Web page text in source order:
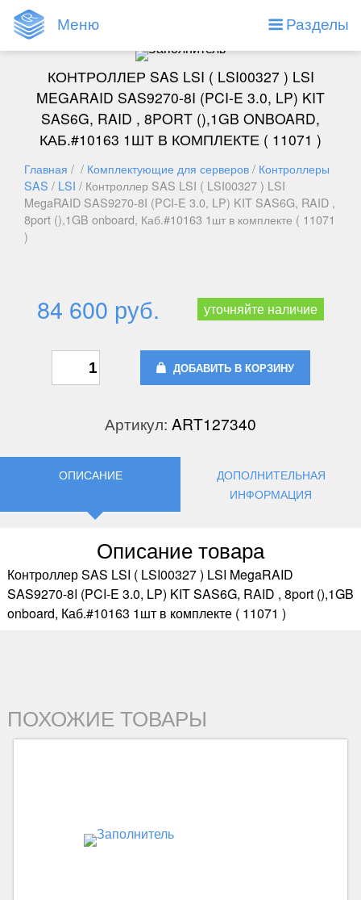
Меню Разделы
КОНТРОЛЛЕР SAS LSI ( LSI00327 ) LSI
MEGARAID SAS9270-8I (PCI-E 3.0, LP) KIT
SAS6G, RAID , 8PORT (),1GB ONBOARD,
КАБ.#10163 1ШТ В КОМПЛЕКТЕ ( 11071 )
Главная / / Комплектующие для серверов/ Контроллеры
SAS / LSI / Контроллер SAS LSI ( LSI00327 ) LSI
MegaRAID SAS9270-8I (PCI-E 3.0, LP) KIT SAS6G, RAID ,
8port (),1GB onboard, Каб.#10163 1шт в комплекте ( 11071
)
84 600 руб. уточняйте наличие
ДОБАВИТЬ В КОРЗИНУ
Артикул: ART127340
ОПИСАНИЕ
ДОПОЛНИТЕЛЬНАЯ
ИНФОРМАЦИЯ
Описание товара
Контроллер SAS LSI ( LSI00327 ) LSI MegaRAID
SAS9270-8I (PCI-E 3.0, LP) KIT SAS6G, RAID , 8port (),1GB
onboard, Каб.#10163 1шт в комплекте ( 11071 )
ПОХОЖИЕ ТОВАРЫ